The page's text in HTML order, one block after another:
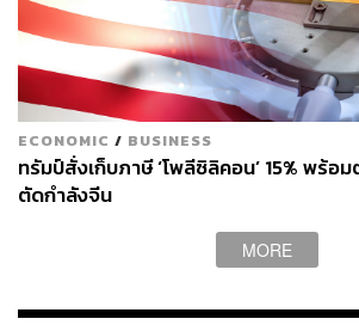
ABOUT THE
Content Creator ผู้หล
ECONOMIC / BUSINESS
ทรัมป์สั่งเก็บภาษี ‘โพลีซิลิคอน’ 15% พร้อ
ตัดกำลังจีน
MORE